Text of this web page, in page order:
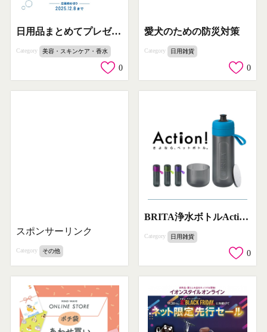
日用品まとめてプレゼント抽選キャンペーン
Category 美容・スキンケア・香水
0
愛犬のための防災対策
Category 日用雑貨
0
スポンサーリンク
Category その他
BRITA浄水ボトルAction!でペットボトル卒業
Category 日用雑貨
0